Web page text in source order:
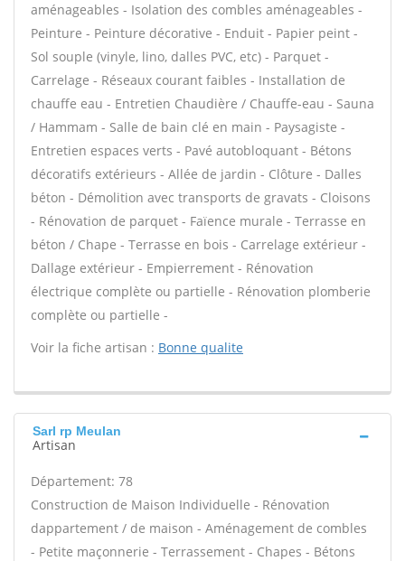
aménageables - Isolation des combles aménageables -
Peinture - Peinture décorative - Enduit - Papier peint -
Sol souple (vinyle, lino, dalles PVC, etc) - Parquet -
Carrelage - Réseaux courant faibles - Installation de
chauffe eau - Entretien Chaudière / Chauffe-eau - Sauna
/ Hammam - Salle de bain clé en main - Paysagiste -
Entretien espaces verts - Pavé autobloquant - Bétons
décoratifs extérieurs - Allée de jardin - Clôture - Dalles
béton - Démolition avec transports de gravats - Cloisons
- Rénovation de parquet - Faïence murale - Terrasse en
béton / Chape - Terrasse en bois - Carrelage extérieur -
Dallage extérieur - Empierrement - Rénovation
électrique complète ou partielle - Rénovation plomberie
complète ou partielle -
Voir la fiche artisan : Bonne qualite
Sarl rp Meulan
Artisan
Département: 78
Construction de Maison Individuelle - Rénovation
dappartement / de maison - Aménagement de combles
- Petite maçonnerie - Terrassement - Chapes - Bétons